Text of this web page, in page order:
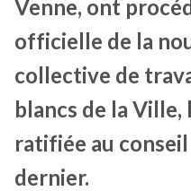
Venne, ont
officielle de la
collective de
blancs de la Ville,
ratifiée au
dernier.